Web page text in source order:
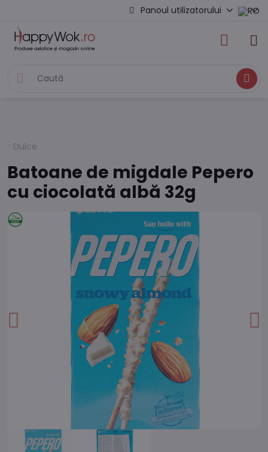
Panoul utilizatorului
Caută
Dulce
Batoane de migdale Pepero
cu ciocolată albă 32g